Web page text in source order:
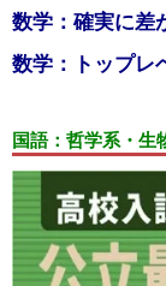
数学：確実に差
数学：トップレ
国語：哲学系・生